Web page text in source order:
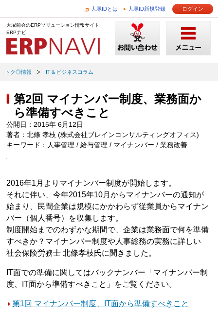
大塚IDとは 大塚ID新規登録 ログイン
大塚商会のERPソリューション情報サイト
ERPナビ
トク◎情報 IT＆ビジネスコラム
第2回 マイナンバー制度、業務面か
ら準備すべきこと
公開日：2015年 6月12日
著者：北條 孝枝 (株式会社ブレインコンサルティングオフィス)
キーワード：人事管理 / 給与管理 / マイナンバー / 業務改善
2016年1月よりマイナンバー制度が開始します。
それに伴い、今年2015年10月からマイナンバーの通知が
始まり、民間企業は規模にかかわらず従業員からマイナン
バー（個人番号）を収集します。
制度開始までのわずかな期間で、企業は業務面で何を準備
すべきか？マイナンバー制度や人事総務の実務に詳しい
社会保険労務士 北條孝枝氏に聞きました。
IT面での準備に関してはバックナンバー「マイナンバー制
度、IT面から準備すべきこと」をご覧ください。
第1回 マイナンバー制度、IT面から準備すべきこと